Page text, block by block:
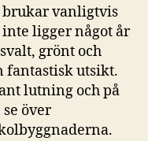
brukar vanligtvis
ligger något år
grönt och
fantastisk utsikt.
lutning och på
över